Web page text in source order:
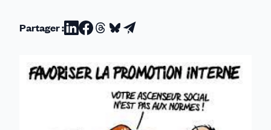
Partager :Partager
Linkedin
Partager
Facebook
Partager
Threads
Partager
Bluesky
Partager
email